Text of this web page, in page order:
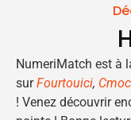
NumeriMatch est à
surFourtouici,
! Venez découvrir